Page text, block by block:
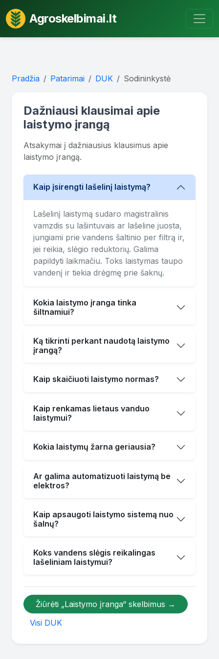
Agroskelbimai.lt
Pradžia Patarimai DUK Sodininkystė
Dažniausi klausimai apie
laistymo įrangą
Atsakymai į dažniausius klausimus apie
laistymo įrangą.
Kaip įsirengti lašelinį laistymą?
Lašelinį laistymą sudaro magistralinis
vamzdis su lašintuvais ar lašeline juosta,
jungiami prie vandens šaltinio per filtrą ir,
jei reikia, slėgio reduktorių. Galima
papildyti laikmačiu. Toks laistymas taupo
vandenį ir tiekia drėgmę prie šaknų.
Kokia laistymo įranga tinka
šiltnamiui?
Ką tikrinti perkant naudotą laistymo
įrangą?
Kaip skaičiuoti laistymo normas?
Kaip renkamas lietaus vanduo
laistymui?
Kokia laistymų žarna geriausia?
Ar galima automatizuoti laistymą be
elektros?
Kaip apsaugoti laistymo sistemą nuo
šalnų?
Koks vandens slėgis reikalingas
lašeliniam laistymui?
Žiūrėti „Laistymo įranga“ skelbimus →
Visi DUK